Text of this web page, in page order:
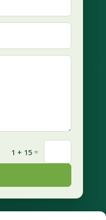
1 + 15 =